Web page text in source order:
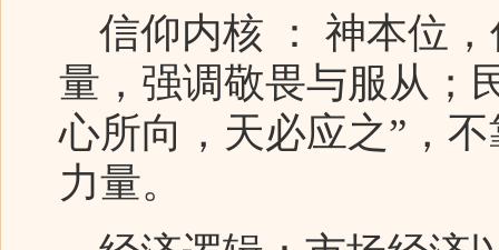
信仰内核 ： 神本位
量，强调敬畏与服从；
心所向，天必应之”，
力量。